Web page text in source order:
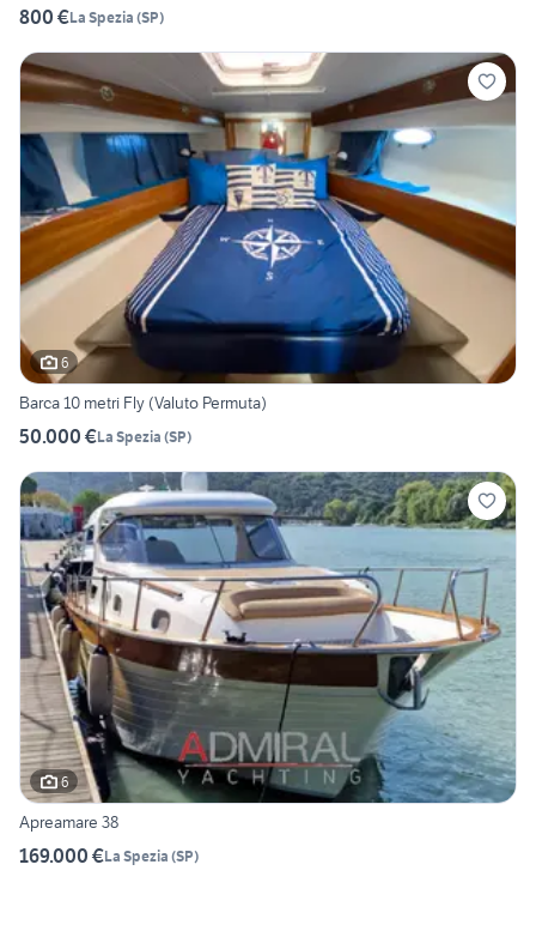
800 €La Spezia (SP)
6
Barca 10 metri Fly (Valuto Permuta)
50.000 €La Spezia (SP)
6
Apreamare 38
169.000 €La Spezia (SP)